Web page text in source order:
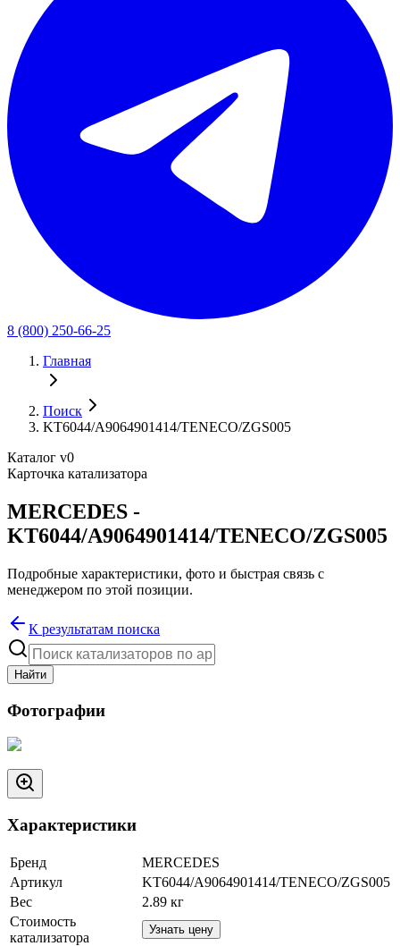
8 (800) 250-66-25
Главная
Поиск
KT6044/A9064901414/TENECO/ZGS005
Каталог v0
Карточка катализатора
MERCEDES -
KT6044/A9064901414/TENECO/ZGS005
Подробные характеристики, фото и быстрая связь с
менеджером по этой позиции.
К результатам поиска
Найти
Фотографии
Характеристики
Бренд
MERCEDES
Артикул
KT6044/A9064901414/TENECO/ZGS005
Вес
2.89 кг
Стоимость
катализатора
Узнать цену